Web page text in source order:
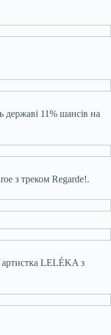
11% шансів на
з треком Regarde!.
артистка LELÉKA з